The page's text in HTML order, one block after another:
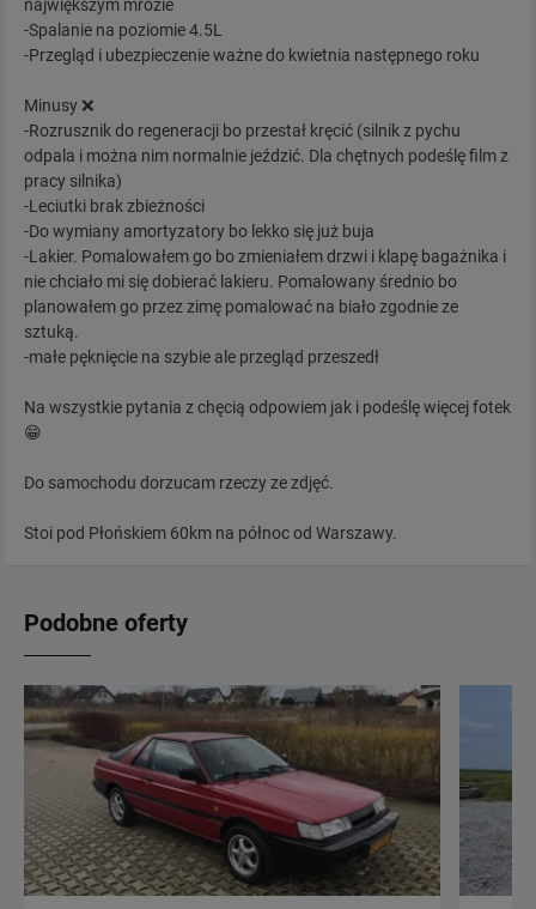
największym mrozie
-Spalanie na poziomie 4.5L
-Przegląd i ubezpieczenie ważne do kwietnia następnego roku
Minusy ❌
-Rozrusznik do regeneracji bo przestał kręcić (silnik z pychu
odpala i można nim normalnie jeździć. Dla chętnych podeślę film z
pracy silnika)
-Leciutki brak zbieżności
-Do wymiany amortyzatory bo lekko się już buja
-Lakier. Pomalowałem go bo zmieniałem drzwi i klapę bagażnika i
nie chciało mi się dobierać lakieru. Pomalowany średnio bo
planowałem go przez zimę pomalować na biało zgodnie ze
sztuką.
-małe pęknięcie na szybie ale przegląd przeszedł
Na wszystkie pytania z chęcią odpowiem jak i podeślę więcej fotek
😁
Do samochodu dorzucam rzeczy ze zdjęć.
Stoi pod Płońskiem 60km na północ od Warszawy.
Podobne oferty